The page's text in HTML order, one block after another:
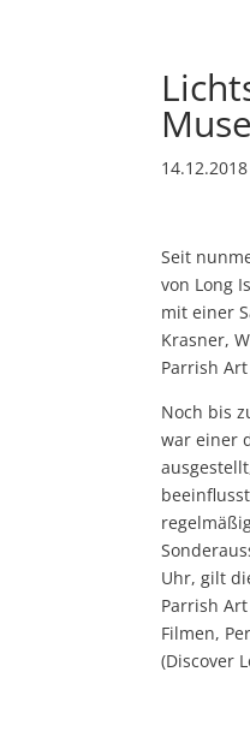
14.12.2018
Seit
von Long
mit einer
Krasner,
Parrish
Noch bis
war einer
Uhr, gilt
Parrish
Filmen,
(Discover